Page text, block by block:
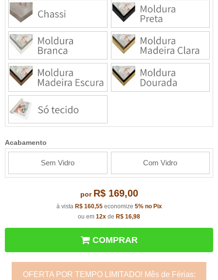
Acabamento
Sem Vidro Com Vidro
por R$ 169,00
à vista R$ 160,55economize 5% no Pix
ou em 12x de R$ 16,98
COMPRAR
OFERTA POR TEMPO LIMITADO! Mês de Férias: